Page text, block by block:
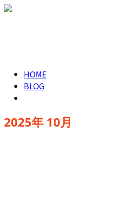
HOME
BLOG
2025年 10月